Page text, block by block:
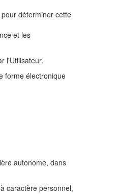
déterminer cette
et les
l'Utilisateur.
forme électronique
autonome, dans
caractère personnel,